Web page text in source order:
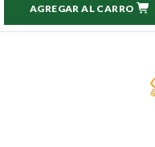
AGREGAR AL CARRO